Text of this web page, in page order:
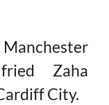
Zaha
City.